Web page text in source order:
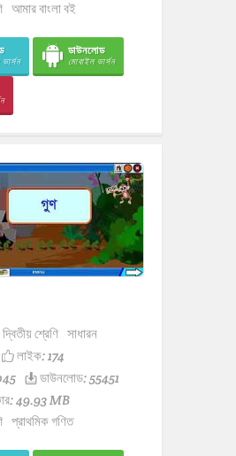
আমার বাংলা বই
ডাউনলোড
মোবাইল ভার্সন
দ্বিতীয় শ্রেণি সাধারন
লাইক:174
ডাউনলোড: 55451
49.93 MB
প্রাথমিক গণিত